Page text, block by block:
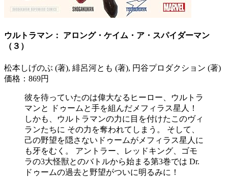
ウルトラマン： アロング・ケイム・ア・スパイダーマン
（３）
松本しげのぶ (著), 緋呂河とも (著), 円谷プロダクション (著)
価格：869円
彼を待っていたのは偉大なるヒーロー、ウルトラ
マンと ドゥームと手を組んだメフィラス星人！
しかも、ウルトラマンの力に目を付けたこのヴィ
ランたちに その力を奪われてしまう。 そして、
己の野望を隠さないドゥームがメフィラス星人に
も牙をむく。 アントラー、レッドキング、ゴモ
ラの3大怪獣とのバトルから始まる第3巻では Dr.
ドゥームの過去と野望がついに明るみに！